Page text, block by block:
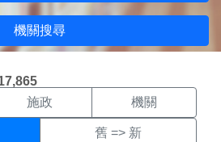
機關搜尋
果頁面
施政 機關
舊 => 新